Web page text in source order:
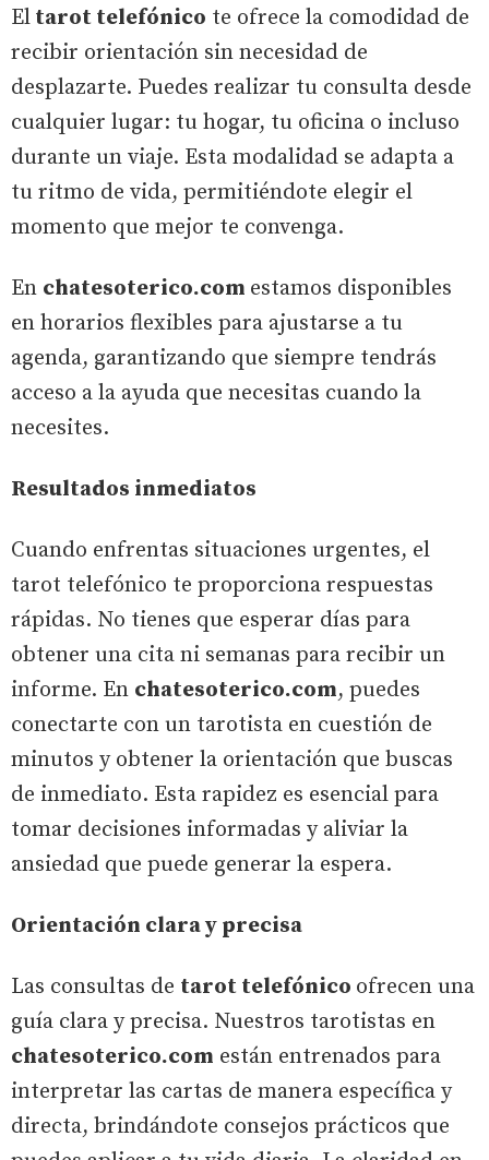
El tarot telefónico te ofrece la comodidad de
recibir orientación sin necesidad de
desplazarte. Puedes realizar tu consulta desde
cualquier lugar: tu hogar, tu oficina o incluso
durante un viaje. Esta modalidad se adapta a
tu ritmo de vida, permitiéndote elegir el
momento que mejor te convenga.
En chatesoterico.com estamos disponibles
en horarios flexibles para ajustarse a tu
agenda, garantizando que siempre tendrás
acceso a la ayuda que necesitas cuando la
necesites.
Resultados inmediatos
Cuando enfrentas situaciones urgentes, el
tarot telefónico te proporciona respuestas
rápidas. No tienes que esperar días para
obtener una cita ni semanas para recibir un
informe. En chatesoterico.com, puedes
conectarte con un tarotista en cuestión de
minutos y obtener la orientación que buscas
de inmediato. Esta rapidez es esencial para
tomar decisiones informadas y aliviar la
ansiedad que puede generar la espera.
Orientación clara y precisa
Las consultas de tarot telefónico ofrecen una
guía clara y precisa. Nuestros tarotistas en
chatesoterico.com están entrenados para
interpretar las cartas de manera específica y
directa, brindándote consejos prácticos que